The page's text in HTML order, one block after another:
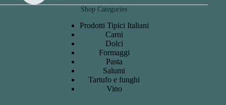
Shop Categories
Prodotti Tipici Italiani
Carni
Dolci
Formaggi
Pasta
Salumi
Tartufo e funghi
Vino